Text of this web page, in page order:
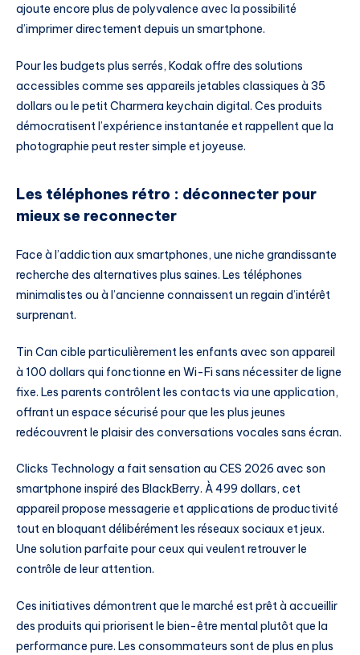
ajoute encore plus de polyvalence avec la possibilité
d’imprimer directement depuis un smartphone.
Pour les budgets plus serrés, Kodak offre des solutions
accessibles comme ses appareils jetables classiques à 35
dollars ou le petit Charmera keychain digital. Ces produits
démocratisent l’expérience instantanée et rappellent que la
photographie peut rester simple et joyeuse.
Les téléphones rétro : déconnecter pour
mieux se reconnecter
Face à l’addiction aux smartphones, une niche grandissante
recherche des alternatives plus saines. Les téléphones
minimalistes ou à l’ancienne connaissent un regain d’intérêt
surprenant.
Tin Can cible particulièrement les enfants avec son appareil
à 100 dollars qui fonctionne en Wi-Fi sans nécessiter de ligne
fixe. Les parents contrôlent les contacts via une application,
offrant un espace sécurisé pour que les plus jeunes
redécouvrent le plaisir des conversations vocales sans écran.
Clicks Technology a fait sensation au CES 2026 avec son
smartphone inspiré des BlackBerry. À 499 dollars, cet
appareil propose messagerie et applications de productivité
tout en bloquant délibérément les réseaux sociaux et jeux.
Une solution parfaite pour ceux qui veulent retrouver le
contrôle de leur attention.
Ces initiatives démontrent que le marché est prêt à accueillir
des produits qui priorisent le bien-être mental plutôt que la
performance pure. Les consommateurs sont de plus en plus